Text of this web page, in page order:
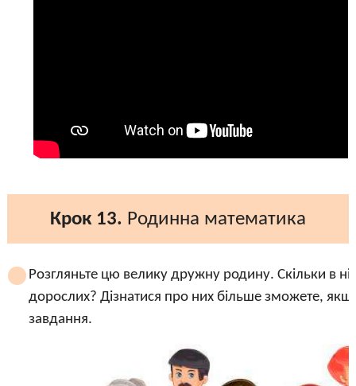
Крок 13. Родинна математика
Розгляньте цю велику дружну родину. Скільки в
дорослих? Дізнатися про них більше зможете,
завдання.